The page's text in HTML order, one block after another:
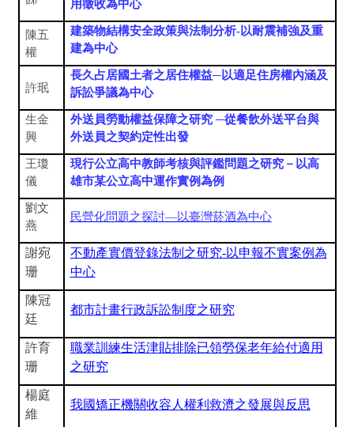
用徵收為中心
陳五
權
建築物結構安全政策與法制分析-以耐震補強及重
建為中心
許珉
長久占居國土者之居住權益─以適足住房權內涵及
訴訟爭議為中心
生金
興
外送員勞動權益保障之研究 ─從餐飲外送平台與
外送員之契約定性出發
王瓊
儀
現行公立高中教師考核與評鑑問題之研究－以高
雄市某公立高中運作實例為例
劉文
燕
民營化問題之探討—以臺灣菸酒為中心
謝宛
珊
不動產實價登錄法制之研究-以申報不實案例為
中心
陳冠
廷
都市計畫行政訴訟制度之研究
許育
珊
職業訓練生活津貼排除已領勞保老年給付適用
之研究
楊庭
維
我國矯正機關收容人權利救濟之發展與反思